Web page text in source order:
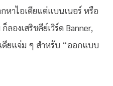
หาไอเดียแต่แบนเนอร์ หรือ
ลองเสริชคีย์เวิร์ด Banner,
ดียแจ่ม ๆ สำหรับ “ออกแบบ